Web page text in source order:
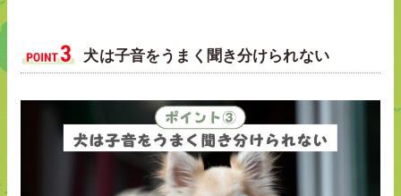
犬は子音をうまく聞き分けられない